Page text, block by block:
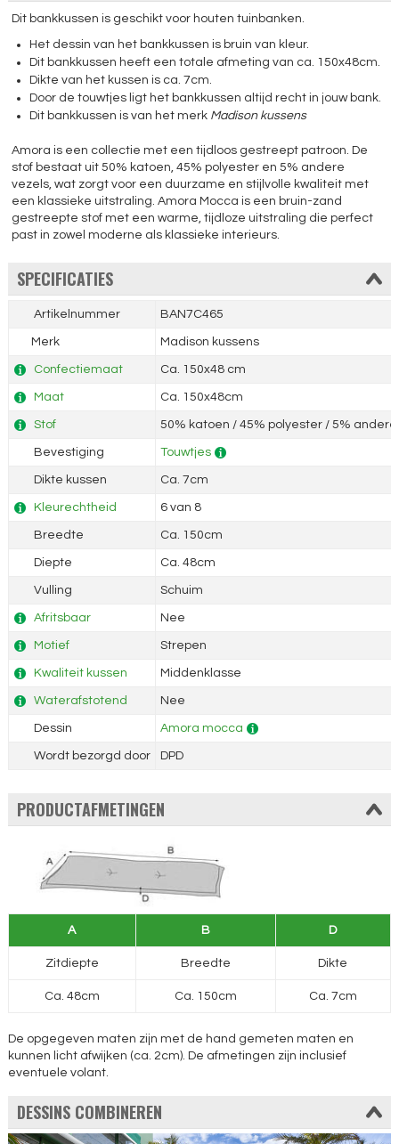
Dit bankkussen is geschikt voor houten tuinbanken.
Het dessin van het bankkussen is bruin van kleur.
Dit bankkussen heeft een totale afmeting van ca. 150x48cm.
Dikte van het kussen is ca. 7cm.
Door de touwtjes ligt het bankkussen altijd recht in jouw bank.
Dit bankkussen is van het merk Madison kussens
Amora is een collectie met een tijdloos gestreept patroon. De
stof bestaat uit 50% katoen, 45% polyester en 5% andere
vezels, wat zorgt voor een duurzame en stijlvolle kwaliteit met
een klassieke uitstraling. Amora Mocca is een bruin-zand
gestreepte stof met een warme, tijdloze uitstraling die perfect
past in zowel moderne als klassieke interieurs.
SPECIFICATIES
Artikelnummer BAN7C465
Merk Madison kussens
Confectiemaat Ca. 150x48 cm
Maat Ca. 150x48cm
Stof 50% katoen / 45% polyester / 5%
Bevestiging Touwtjes
Dikte kussen Ca. 7cm
Kleurechtheid 6 van 8
Breedte Ca. 150cm
Diepte Ca. 48cm
Vulling Schuim
Afritsbaar Nee
Motief Strepen
Kwaliteit kussen Middenklasse
Waterafstotend Nee
Dessin Amora mocca
Wordt bezorgd door DPD
PRODUCTAFMETINGEN
A B D
Zitdiepte Breedte Dikte
Ca. 48cm Ca. 150cm Ca. 7cm
De opgegeven maten zijn met de hand gemeten maten en
kunnen licht afwijken (ca. 2cm). De afmetingen zijn inclusief
eventuele volant.
DESSINS COMBINEREN